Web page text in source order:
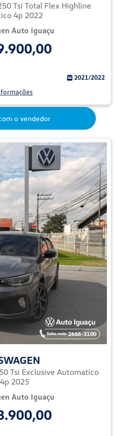
Tsi Total Flex Highline
4p 2022
Auto Iguaçu
2021/2022
o vendedor
Tsi Exclusive Automatico
2025
Auto Iguaçu